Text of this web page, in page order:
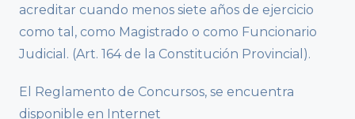
acreditar cuando menos siete años de ejercicio
como tal, como Magistrado o como Funcionario
Judicial. (Art. 164 de la Constitución Provincial).
El Reglamento de Concursos, se encuentra
disponible en Internet